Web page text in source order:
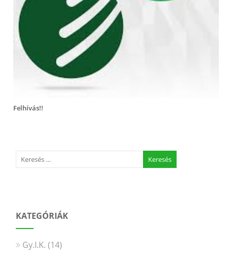
Felhívás!!
KATEGÓRIÁK
Gy.I.K. (14)